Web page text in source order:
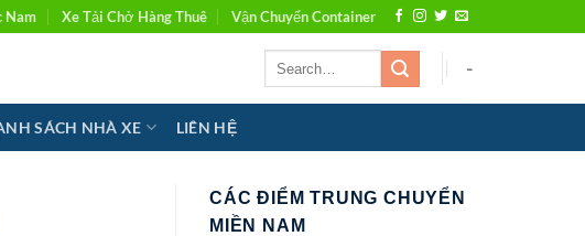
Nam Xe Tải Chở Hàng Thuê Vận Chuyển Container
-
SÁCH NHÀ XE LIÊN HỆ
CÁC ĐIỂM TRUNG CHUYỂN
MIỀN NAM